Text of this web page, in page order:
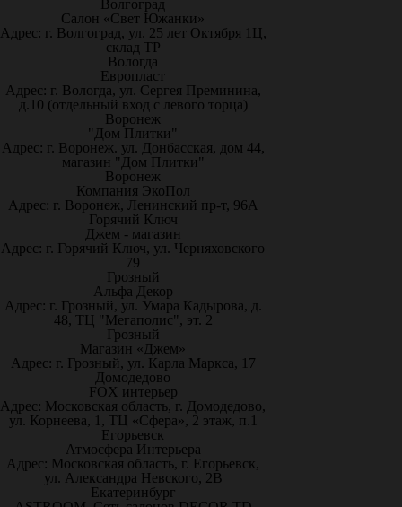
Волгоград
Салон «Свет Южанки»
Адрес: г. Волгоград, ул. 25 лет Октября 1Ц,
склад ТР
Вологда
Европласт
Адрес: г. Вологда, ул. Сергея Преминина,
д.10 (отдельный вход с левого торца)
Воронеж
"Дом Плитки"
Адрес: г. Воронеж. ул. Донбасская, дом 44,
магазин "Дом Плитки"
Воронеж
Компания ЭкоПол
Адрес: г. Воронеж, Ленинский пр-т, 96А
Горячий Ключ
Джем - магазин
Адрес: г. Горячий Ключ, ул. Черняховского
79
Грозный
Альфа Декор
Адрес: г. Грозный, ул. Умара Кадырова, д.
48, ТЦ "Мегаполис", эт. 2
Грозный
Магазин «Джем»
Адрес: г. Грозный, ул. Карла Маркса, 17
Домодедово
FOX интерьер
Адрес: Московская область, г. Домодедово,
ул. Корнеева, 1, ТЦ «Сфера», 2 этаж, п.1
Егорьевск
Атмосфера Интерьера
Адрес: Московская область, г. Егорьевск,
ул. Александра Невского, 2В
Екатеринбург